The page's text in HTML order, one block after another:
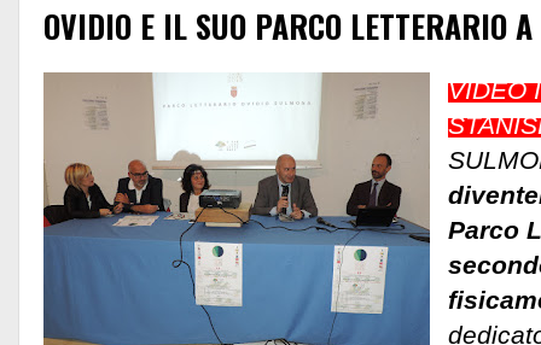
OVIDIO E IL SUO PARCO LETTERARIO A
VIDEO
Parco